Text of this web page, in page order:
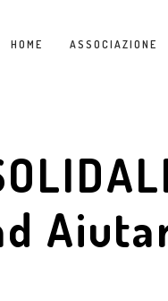
HOME ASSOCIAZIONE